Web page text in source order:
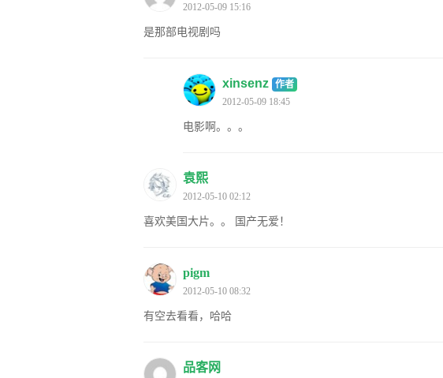
2012-05-09 15:16
是那部电视剧吗
xinsenz 作者
2012-05-09 18:45
电影啊。。。
袁熙
2012-05-10 02:12
喜欢美国大片。。 国产无爱！
pigm
2012-05-10 08:32
有空去看看，哈哈
品客网